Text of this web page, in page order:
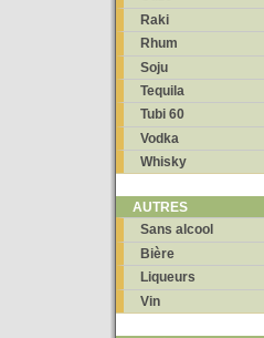
Raki
Rhum
Soju
Tequila
Tubi 60
Vodka
Whisky
AUTRES
Sans alcool
Bière
Liqueurs
Vin